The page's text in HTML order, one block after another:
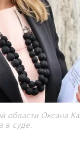
области Оксана
в суде.